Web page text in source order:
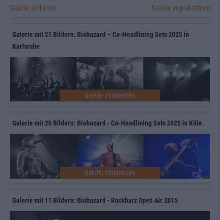
Galerie schließen Galerie in groß öffnen
Galerie mit 21 Bildern: Biohazard – Co-Headlining Sets 2025 in
Karlsruhe
Galerie mit 20 Bildern: Biohazard - Co-Headlining Sets 2025 in Köln
Galerie mit 11 Bildern: Biohazard - Rockharz Open Air 2015